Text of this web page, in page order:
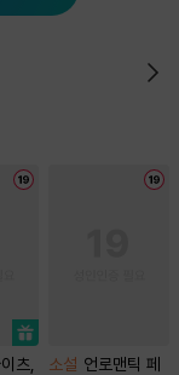
츠,
소설 언로맨틱 페